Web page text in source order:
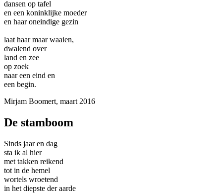
dansen op tafel
en een koninklijke moeder
en haar oneindige gezin
laat haar maar waaien,
dwalend over
land en zee
op zoek
naar een eind en
een begin.
Mirjam Boomert, maart 2016
De stamboom
Sinds jaar en dag
sta ik al hier
met takken reikend
tot in de hemel
wortels wroetend
in het diepste der aarde